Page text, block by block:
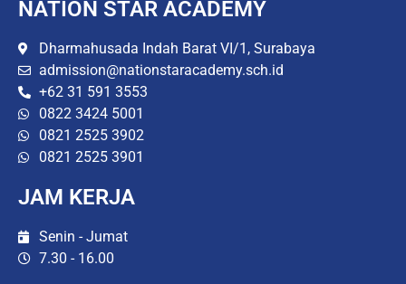
NATION STAR ACADEMY
Dharmahusada Indah Barat VI/1, Surabaya
admission@nationstaracademy.sch.id
+62 31 591 3553
0822 3424 5001
0821 2525 3902
0821 2525 3901
JAM KERJA
Senin - Jumat
7.30 - 16.00